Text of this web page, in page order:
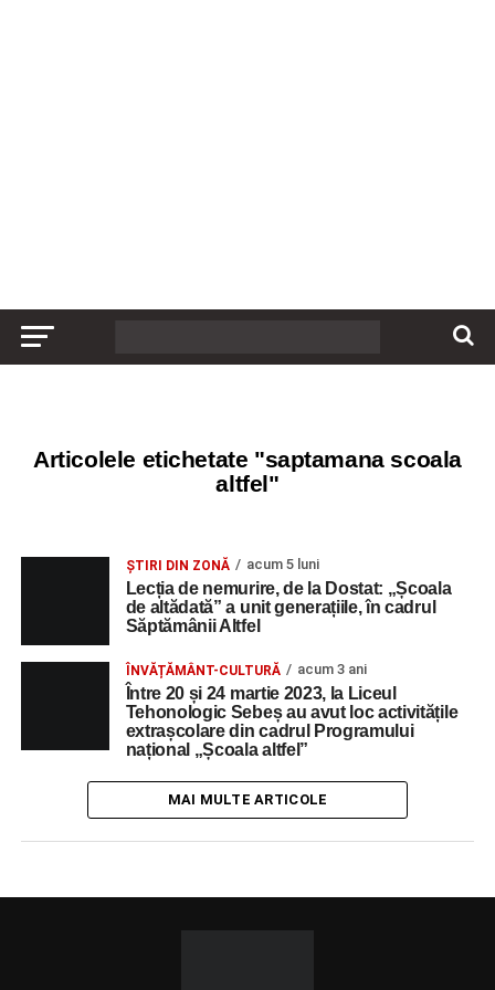
Articolele etichetate "saptamana scoala
altfel"
ȘTIRI DIN ZONĂ acum 5 luni
Lecția de nemurire, de la Dostat: „Școala
de altădată” a unit generațiile, în cadrul
Săptămânii Altfel
ÎNVĂȚĂMÂNT-CULTURĂ acum 3 ani
Între 20 și 24 martie 2023, la Liceul
Tehonologic Sebeș au avut loc activitățile
extrașcolare din cadrul Programului
național „Școala altfel”
MAI MULTE ARTICOLE